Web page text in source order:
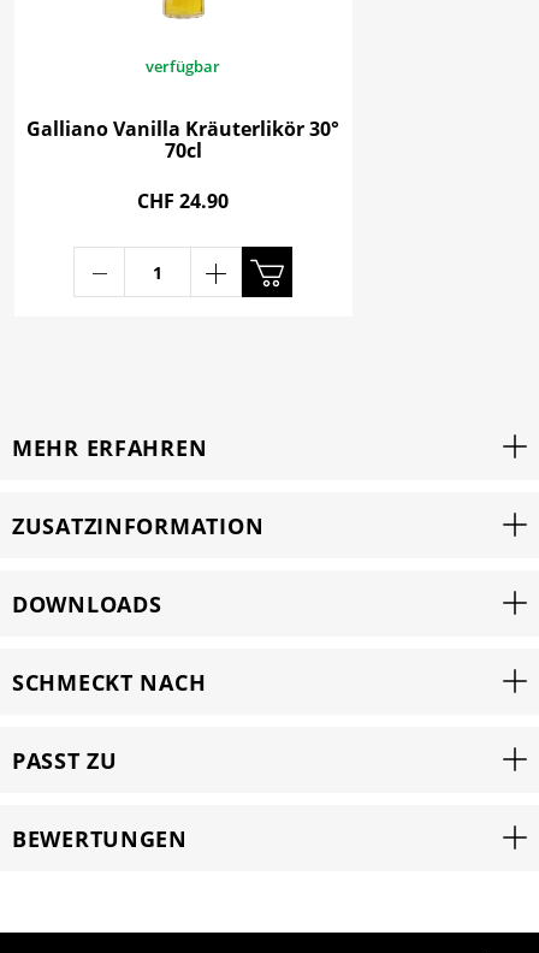
verfügbar
Galliano Vanilla Kräuterlikör 30°
70cl
CHF 24.90
MEHR ERFAHREN
ZUSATZINFORMATION
DOWNLOADS
SCHMECKT NACH
PASST ZU
BEWERTUNGEN